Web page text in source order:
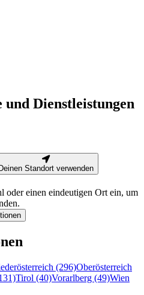
Dienstleistungen
Deinen Standort verwenden
oder einen eindeutigen Ort ein, um
(296)Oberösterreich
Tirol (40)Vorarlberg (49)Wien